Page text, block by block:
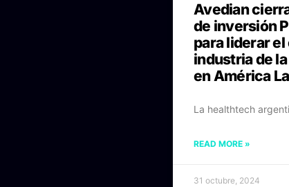
Avedian
de inversión
para liderar
industria de
en América
La healthtech
READ MORE »
31 octubre, 2024